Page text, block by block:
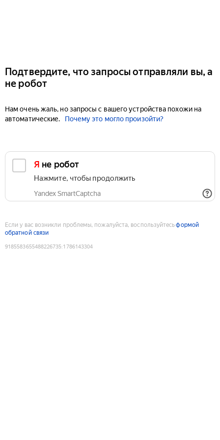
Подтвердите, что запросы отправляли вы, а
не робот
Нам очень жаль, но запросы с вашего устройства похожи на
автоматические.
Почему это могло произойти?
Я не робот
Нажмите, чтобы продолжить
Yandex SmartCaptcha
Если у вас возникли проблемы, пожалуйста, воспользуйтесьформой
обратной связи
9185583655488226735:1786143304